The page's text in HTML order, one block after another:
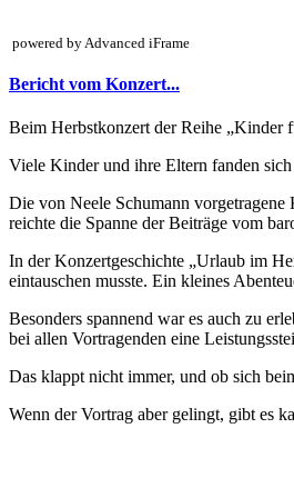
powered by Advanced iFrame
Bericht vom Konzert...
Beim Herbstkonzert der Reihe „Kinder
Viele Kinder und ihre Eltern fanden
Die von Neele Schumann
reichte die Spanne der Beiträge vom
In der Konzertgeschichte „Urlaub im
eintauschen musste. Ein kleines
Besonders spannend war es auch zu
bei allen Vortragenden eine
Das klappt nicht immer, und ob sich
Wenn der Vortrag aber gelingt, gibt es